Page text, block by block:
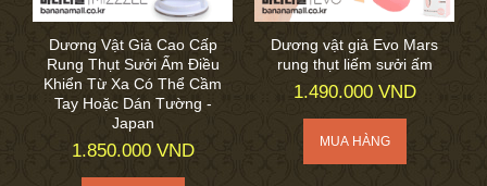
Dương Vật Giả Cao Cấp
Rung Thụt Sưởi Ấm Điều
Khiển Từ Xa Có Thể Cầm
Tay Hoặc Dán Tường -
Japan
1.850.000 VND
Dương vật giả Evo Mars
rung thụt liếm sưởi ấm
1.490.000 VND